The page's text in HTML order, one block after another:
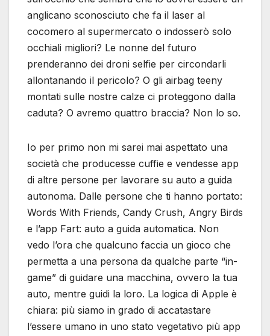
anglicano sconosciuto che fa il laser al
cocomero al supermercato o indosserò solo
occhiali migliori? Le nonne del futuro
prenderanno dei droni selfie per circondarli
allontanando il pericolo? O gli airbag teeny
montati sulle nostre calze ci proteggono dalla
caduta? O avremo quattro braccia? Non lo so.
Io per primo non mi sarei mai aspettato una
società che producesse cuffie e vendesse app
di altre persone per lavorare su auto a guida
autonoma. Dalle persone che ti hanno portato:
Words With Friends, Candy Crush, Angry Birds
e l’app Fart: auto a guida automatica. Non
vedo l’ora che qualcuno faccia un gioco che
permetta a una persona da qualche parte “in-
game” di guidare una macchina, ovvero la tua
auto, mentre guidi la loro. La logica di Apple è
chiara: più siamo in grado di accatastare
l’essere umano in uno stato vegetativo più app